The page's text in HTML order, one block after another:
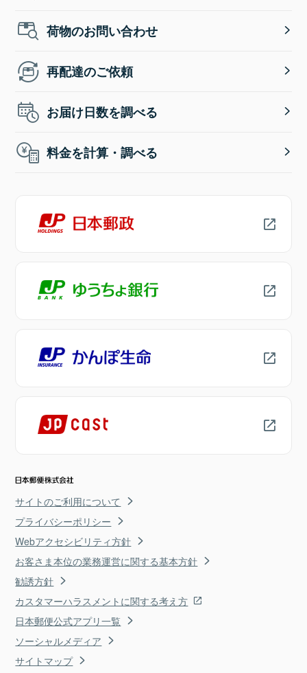
荷物のお問い合わせ
再配達のご依頼
お届け日数を調べる
料金を計算・調べる
サイトのご利用について
プライバシーポリシー
Webアクセシビリティ方針
お客さま本位の業務運営に関する基本方針
勧誘方針
カスタマーハラスメントに関する考え方
日本郵便公式アプリ一覧
ソーシャルメディア
サイトマップ